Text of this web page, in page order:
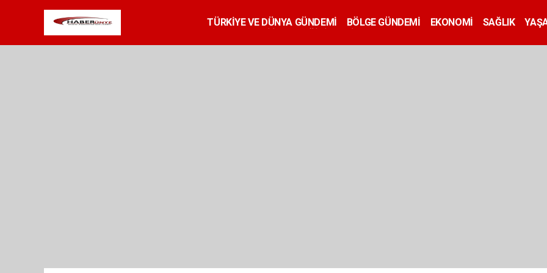
TÜRKİYE VE DÜNYA GÜNDEMİ BÖLGE GÜNDEMİ EKONOMİ SAĞLIK